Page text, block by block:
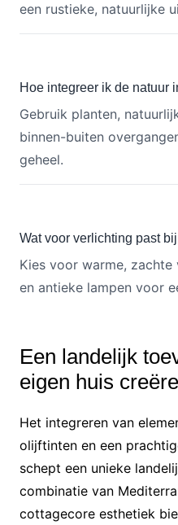
een rustieke, natuurlijke
Hoe integreer ik de natuur
Gebruik planten,
binnen-buiten
geheel.
Wat voor verlichting past
Kies voor warme,
en antieke lampen voor
Een landelijk
eigen huis
Het integreren van
olijftinten en een
schept een unieke
combinatie van
cottagecore esthetiek